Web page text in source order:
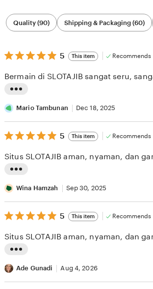
Filter
by
category
Quality (90) Shipping & Packaging (60)
5
out
5
stars
5 This item Recommends
i
s
t
n
r
e
v
e
b
y
Bermain di SLOTAJIB sangat seru,
Mario Tambunan Dec 18, 2025
5
out
5
stars
5 This item Recommends
i
s
t
n
r
e
Situs SLOTAJIB aman, nyaman, dan
Wina Hamzah Sep 30, 2025
5
out
5
stars
5 This item Recommends
i
s
Situs SLOTAJIB aman, nyaman, dan
Ade Gunadi Aug 4, 2026